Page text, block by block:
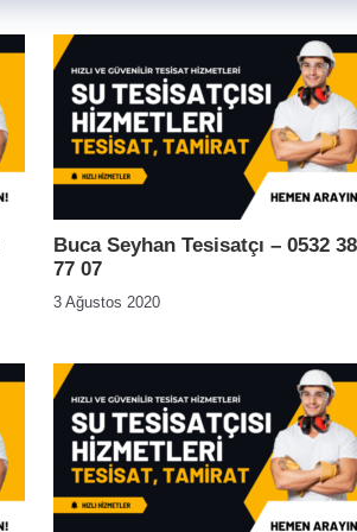
Buca Seyhan Tesisatçı – 0532
77 07
3 Ağustos 2020